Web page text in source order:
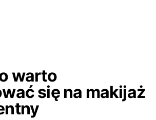
warto
się na makijaż